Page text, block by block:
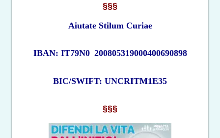
§§§
Aiutate Stilum Curiae
IBAN: IT79N0 200805319000400690898
BIC/SWIFT: UNCRITM1E35
§§§